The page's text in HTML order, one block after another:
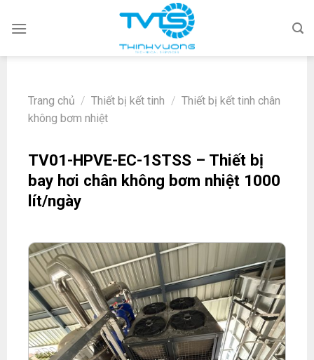
Trang chủ / Thiết bị kết tinh / Thiết bị kết tinh chân
không bơm nhiệt
TV01-HPVE-EC-1STSS – Thiết bị
bay hơi chân không bơm nhiệt 1000
lít/ngày